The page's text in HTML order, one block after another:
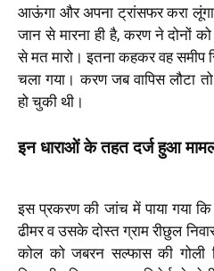
आऊंगा और अपना ट्रांसफर करा
जान से मारना ही है, करण ने दोनों
से मत मारो। इतना कहकर वह
चला गया। करण जब वापिस लौटा
हो चुकी थी।
इन धाराओं के तहत दर्ज हुआ
इस प्रकरण की जांच में पाया गया कि
ढीमर व उसके दोस्त ग्राम रीछुल
कोल को जबरन सल्फास की गोली